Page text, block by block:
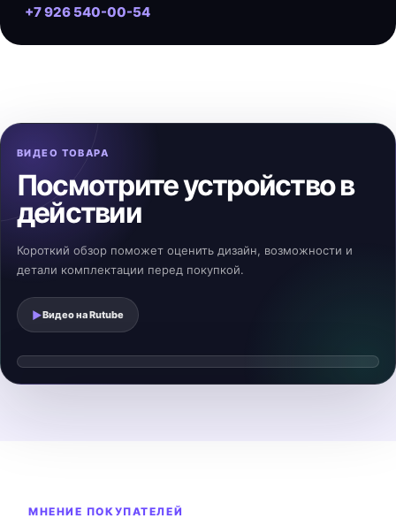
+7 926 540-00-54
ВИДЕО ТОВАРА
Посмотрите устройство в
действии
Короткий обзор поможет оценить дизайн, возможности и
детали комплектации перед покупкой.
▶Видео наRutube
Смотреть видеообзор
МНЕНИЕ ПОКУПАТЕЛЕЙ